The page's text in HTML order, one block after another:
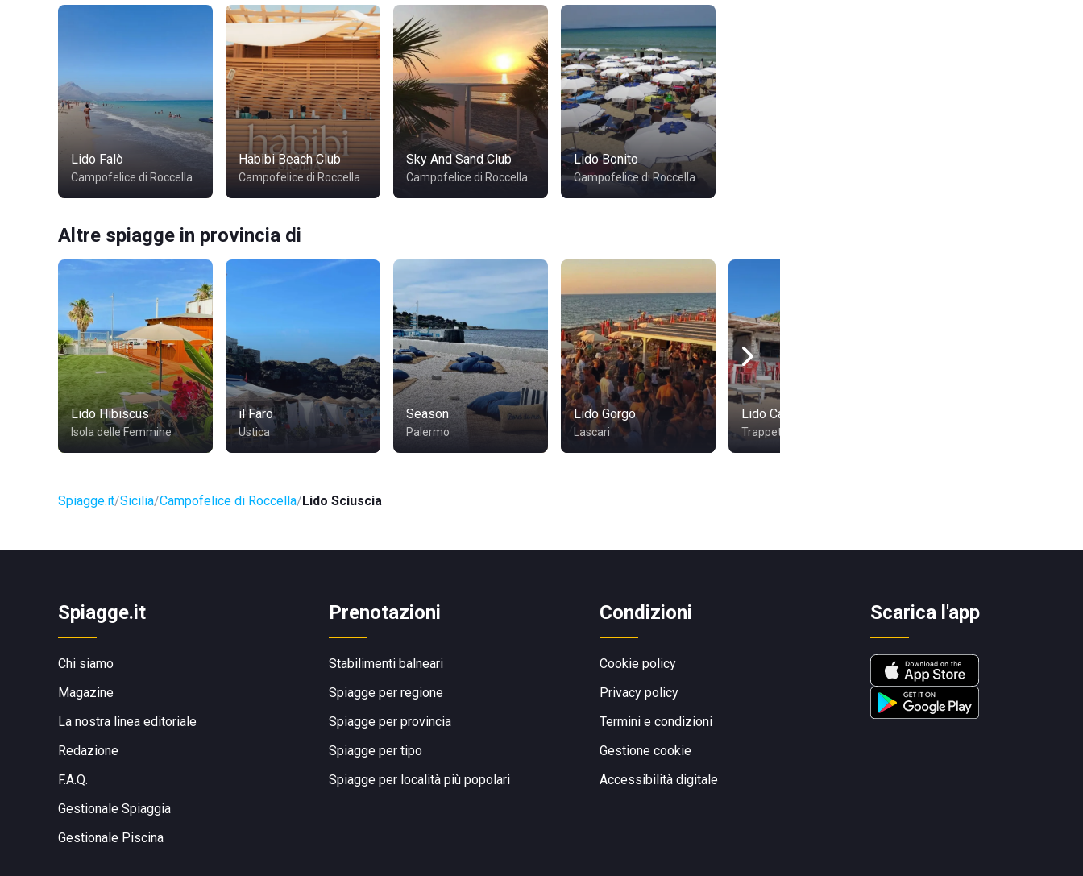
Lido Falò
Campofelice di Roccella
Habibi Beach Club
Campofelice di Roccella
Sky And Sand Club
Campofelice di Roccella
Lido Bonito
Campofelice di Roccella
Altre spiagge in provincia di
Lido Hibiscus
Isola delle Femmine
il Faro
Ustica
Season
Palermo
Lido Gorgo
Lascari
Lido Casello
Trappeto
Spiagge.it Sicilia Campofelice di Roccella Lido Sciuscia
Spiagge.it
Chi siamo
Magazine
La nostra linea editoriale
Redazione
F.A.Q.
Gestionale Spiaggia
Gestionale Piscina
Prenotazioni
Stabilimenti balneari
Spiagge per regione
Spiagge per provincia
Spiagge per tipo
Spiagge per località più popolari
Condizioni
Cookie policy
Privacy policy
Termini e condizioni
Gestione cookie
Accessibilità digitale
Scarica l'app